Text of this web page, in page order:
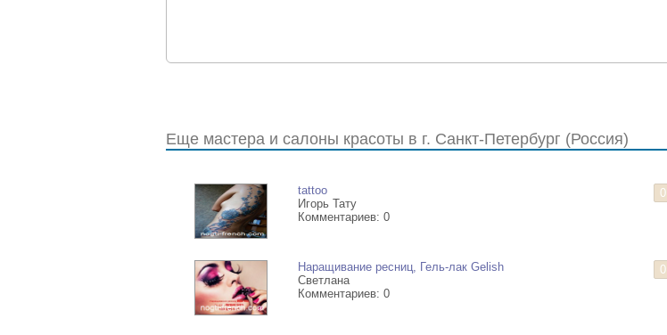
Еще мастера и салоны красоты в г. Санкт-Петербург (Россия)
tattoo
Игорь Тату
Комментариев: 0
0
Наращивание ресниц, Гель-лак Gelish
Светлана
Комментариев: 0
0